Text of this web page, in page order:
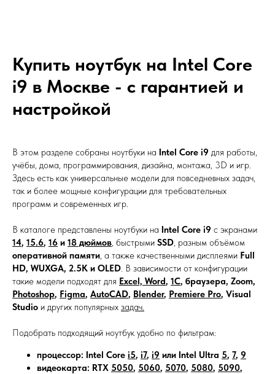
Купить ноутбук на Intel Core
i9 в Москве - с гарантией и
настройкой
В этом разделе собраны ноутбуки на Intel Core i9 для работы,
учёбы, дома, программирования, дизайна, монтажа, 3D и игр.
Здесь есть как универсальные модели для повседневных задач,
так и более мощные конфигурации для требовательных
программ и современных игр.
В каталоге представлены ноутбуки на Intel Core i9 с экранами
14, 15.6, 16 и 18 дюймов, быстрыми SSD, разным объёмом
оперативной памяти, а также качественными дисплеями Full
HD, WUXGA, 2.5K и OLED. В зависимости от конфигурации
такие модели подходят для Excel, Word, 1С, браузера, Zoom,
Photoshop, Figma, AutoCAD, Blender, Premiere Pro, Visual
Studio и других популярных задач.
Подобрать подходящий ноутбук удобно по фильтрам:
процессор: Intel Core i5, i7, i9 или Intel Ultra 5, 7, 9
видеокарта: RTX 5050, 5060, 5070, 5080, 5090,